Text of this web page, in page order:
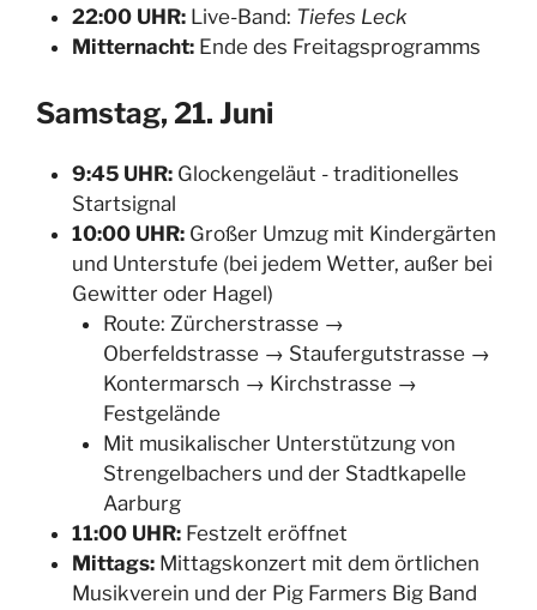
22:00 UHR: Live-Band: Tiefes Leck
Mitternacht: Ende des Freitagsprogramms
Samstag, 21. Juni
9:45 UHR: Glockengeläut - traditionelles
Startsignal
10:00 UHR: Großer Umzug mit Kindergärten
und Unterstufe (bei jedem Wetter, außer bei
Gewitter oder Hagel)
Route: Zürcherstrasse →
Oberfeldstrasse → Staufergutstrasse →
Kontermarsch → Kirchstrasse →
Festgelände
Mit musikalischer Unterstützung von
Strengelbachers und der Stadtkapelle
Aarburg
11:00 UHR: Festzelt eröffnet
Mittags: Mittagskonzert mit dem örtlichen
Musikverein und der Pig Farmers Big Band